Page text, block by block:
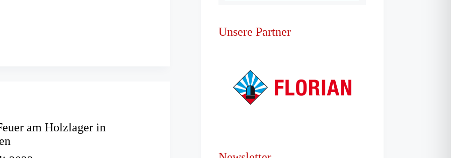
am Holzlager in
Unsere Partner